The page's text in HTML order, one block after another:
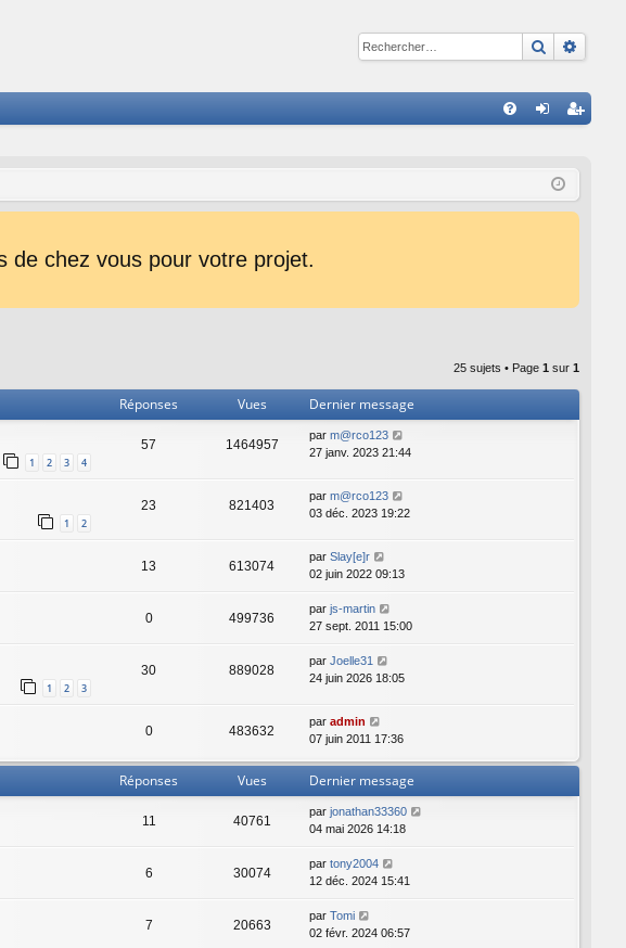
cri
de chez vous pour votre projet.
25 sujets • Page 1 sur 1
Réponses Vues Dernier message
1 2 3 4
57 1464957
par m@rco123
27 janv. 2023 21:44
1 2
23 821403
par m@rco123
03 déc. 2023 19:22
13 613074
par Slay[e]r
02 juin 2022 09:13
0 499736
par js-martin
27 sept. 2011 15:00
1 2 3
30 889028
par Joelle31
24 juin 2026 18:05
0 483632
par admin
07 juin 2011 17:36
Réponses Vues Dernier message
11 40761
par jonathan33360
04 mai 2026 14:18
6 30074
par tony2004
12 déc. 2024 15:41
7 20663
par Tomi
02 févr. 2024 06:57